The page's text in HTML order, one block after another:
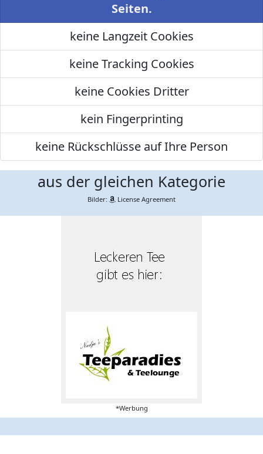
Seiten.
keine Langzeit Cookies
keine Tracking Cookies
keine Cookies Dritter
kein Fingerprinting
keine Rückschlüsse auf Ihre Person
aus der gleichen Kategorie
Bilder: License Agreement
*Werbung